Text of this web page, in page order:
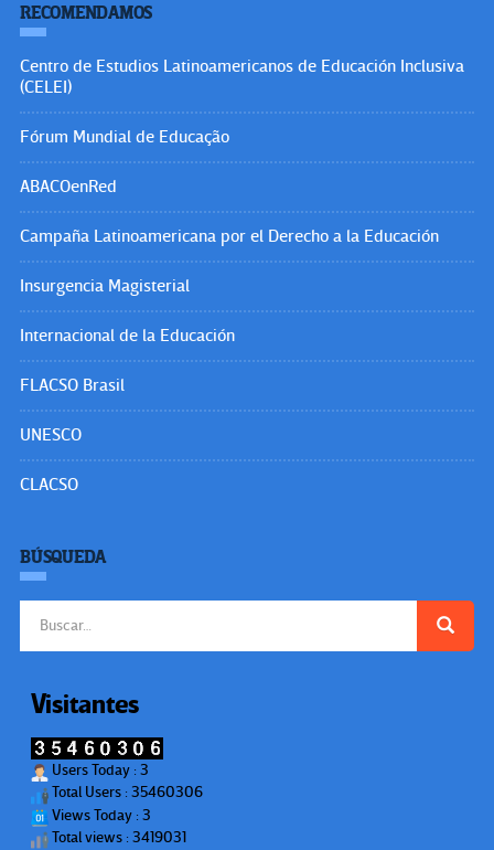
RECOMENDAMOS
Centro de Estudios Latinoamericanos de Educación Inclusiva
(CELEI)
Fórum Mundial de Educação
ABACOenRed
Campaña Latinoamericana por el Derecho a la Educación
Insurgencia Magisterial
Internacional de la Educación
FLACSO Brasil
UNESCO
CLACSO
BÚSQUEDA
Visitantes
Users Today : 3
Total Users : 35460306
Views Today : 3
Total views : 3419031